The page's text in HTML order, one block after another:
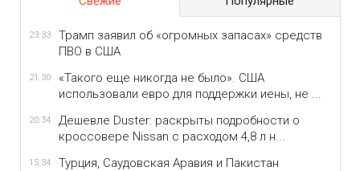
23:33
Трамп заявил об «огромных запасах» средств
ПВО в США
21:30
«Такого еще никогда не было». США
использовали евро для поддержки иены, не ...
20:34
Дешевле Duster: раскрыты подробности о
кроссовере Nissan с расходом 4,8 л н...
15:34
Турция, Саудовская Аравия и Пакистан